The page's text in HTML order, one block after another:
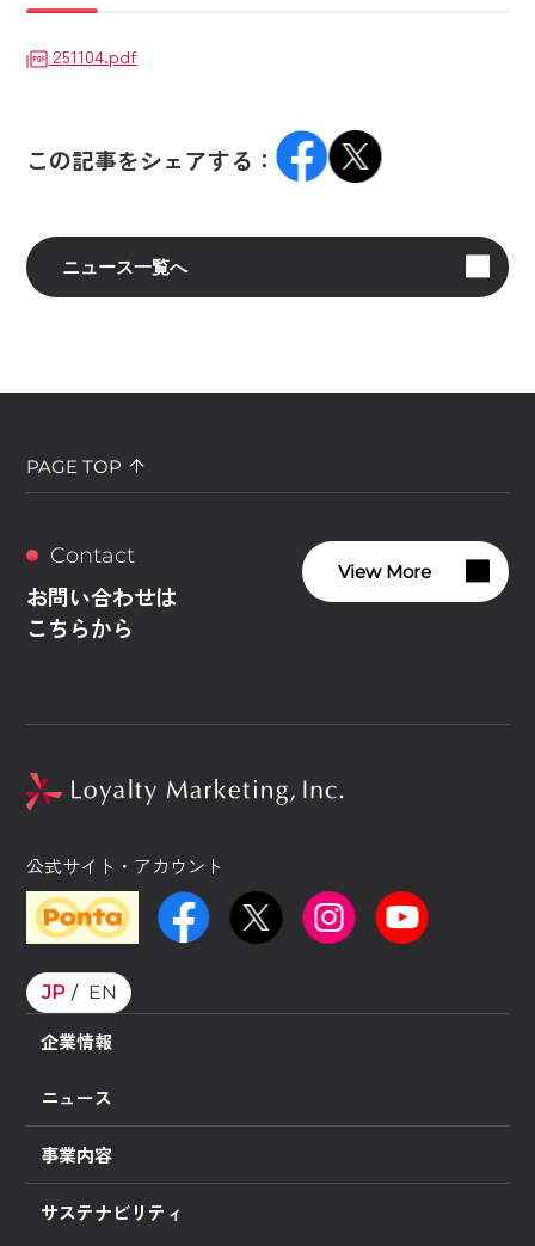
251104.pdf
この記事をシェアする：
ニュース一覧へ
PAGE TOP
Contact
お問い合わせは
こちらから
View More
公式サイト・アカウント
JP EN
企業情報
ニュース
事業内容
サステナビリティ